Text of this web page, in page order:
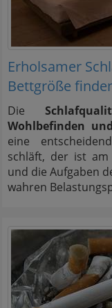
Erholsamer
Bettgröße
Die
Wohlbefinden
eine
schläft, der ist
und die Aufgaben
wahren